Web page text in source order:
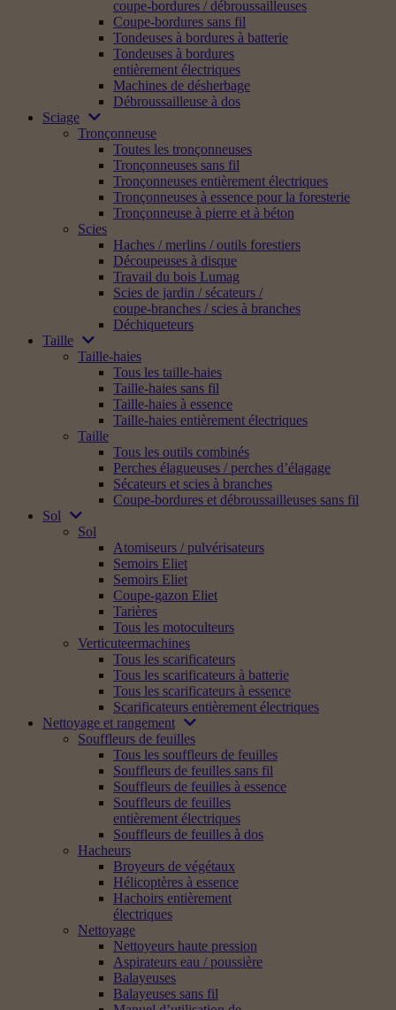
coupe-bordures / débroussailleuses
Coupe-bordures sans fil
Tondeuses à bordures à batterie
Tondeuses à bordures
entièrement électriques
Machines de désherbage
Débroussailleuse à dos
Sciage
Tronçonneuse
Toutes les tronçonneuses
Tronçonneuses sans fil
Tronçonneuses entièrement électriques
Tronçonneuses à essence pour la foresterie
Tronçonneuse à pierre et à béton
Scies
Haches / merlins / outils forestiers
Découpeuses à disque
Travail du bois Lumag
Scies de jardin / sécateurs /
coupe-branches / scies à branches
Déchiqueteurs
Taille
Taille-haies
Tous les taille-haies
Taille-haies sans fil
Taille-haies à essence
Taille-haies entièrement électriques
Taille
Tous les outils combinés
Perches élagueuses / perches d’élagage
Sécateurs et scies à branches
Coupe-bordures et débroussailleuses sans fil
Sol
Sol
Atomiseurs / pulvérisateurs
Semoirs Eliet
Semoirs Eliet
Coupe-gazon Eliet
Tarières
Tous les motoculteurs
Verticuteermachines
Tous les scarificateurs
Tous les scarificateurs à batterie
Tous les scarificateurs à essence
Scarificateurs entièrement électriques
Nettoyage et rangement
Souffleurs de feuilles
Tous les souffleurs de feuilles
Souffleurs de feuilles sans fil
Souffleurs de feuilles à essence
Souffleurs de feuilles
entièrement électriques
Souffleurs de feuilles à dos
Hacheurs
Broyeurs de végétaux
Hélicoptères à essence
Hachoirs entièrement
électriques
Nettoyage
Nettoyeurs haute pression
Aspirateurs eau / poussière
Balayeuses
Balayeuses sans fil